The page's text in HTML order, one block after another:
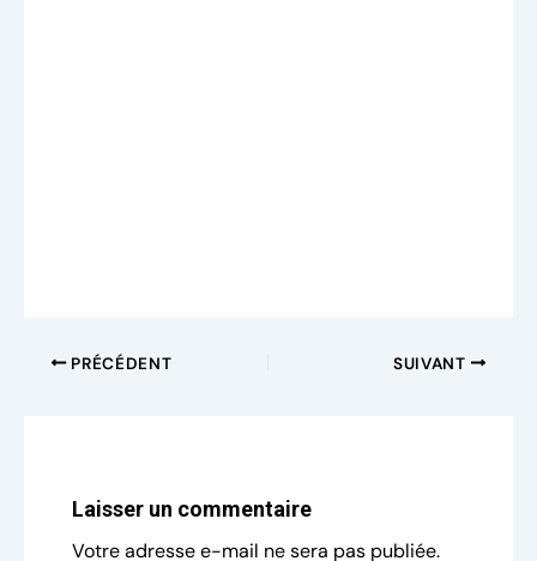
PRÉCÉDENT SUIVANT
Laisser un commentaire
Votre adresse e-mail ne sera pas publiée.